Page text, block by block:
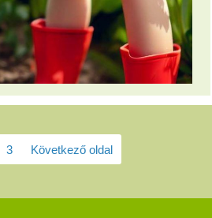
3 Következő oldal